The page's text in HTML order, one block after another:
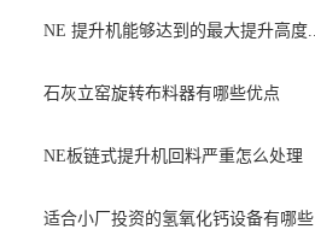
NE 提升机能够达到的最大提升高度...
石灰立窑旋转布料器有哪些优点
NE板链式提升机回料严重怎么处理
适合小厂投资的氢氧化钙设备有哪些